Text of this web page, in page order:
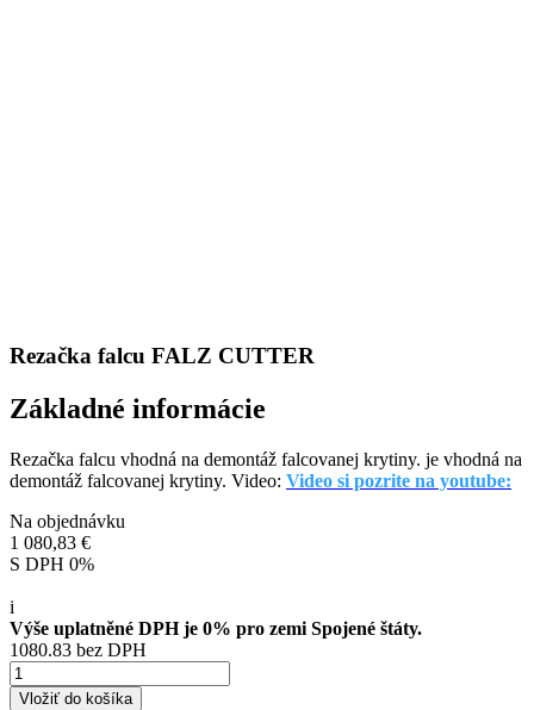
Rezačka falcu FALZ CUTTER
Základné informácie
Rezačka falcu vhodná na demontáž falcovanej krytiny. je vhodná na
demontáž falcovanej krytiny. Video: Video si pozrite na youtube:
Na objednávku
1 080,83 €
S DPH 0%
i
Výše uplatněné DPH je 0% pro zemi Spojené štáty.
1080.83 bez DPH
Vložiť do košíka